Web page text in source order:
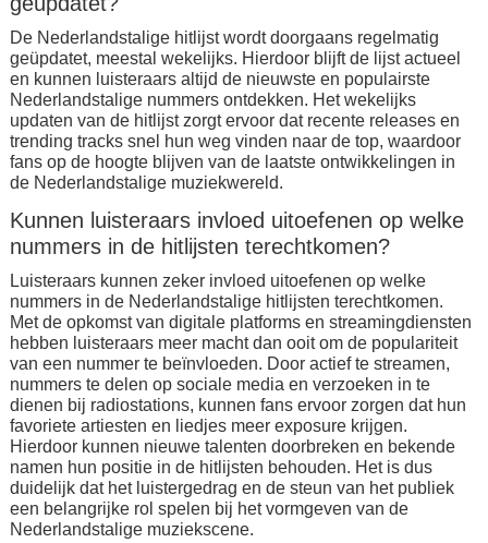
De Nederlandstalige hitlijst wordt doorgaans regelmatig
geüpdatet, meestal wekelijks. Hierdoor blijft de lijst actueel
en kunnen luisteraars altijd de nieuwste en populairste
Nederlandstalige nummers ontdekken. Het wekelijks
updaten van de hitlijst zorgt ervoor dat recente releases en
trending tracks snel hun weg vinden naar de top, waardoor
fans op de hoogte blijven van de laatste ontwikkelingen in
de Nederlandstalige muziekwereld.
Kunnen luisteraars invloed uitoefenen op welke
nummers in de hitlijsten terechtkomen?
Luisteraars kunnen zeker invloed uitoefenen op welke
nummers in de Nederlandstalige hitlijsten terechtkomen.
Met de opkomst van digitale platforms en streamingdiensten
hebben luisteraars meer macht dan ooit om de populariteit
van een nummer te beïnvloeden. Door actief te streamen,
nummers te delen op sociale media en verzoeken in te
dienen bij radiostations, kunnen fans ervoor zorgen dat hun
favoriete artiesten en liedjes meer exposure krijgen.
Hierdoor kunnen nieuwe talenten doorbreken en bekende
namen hun positie in de hitlijsten behouden. Het is dus
duidelijk dat het luistergedrag en de steun van het publiek
een belangrijke rol spelen bij het vormgeven van de
Nederlandstalige muziekscene.